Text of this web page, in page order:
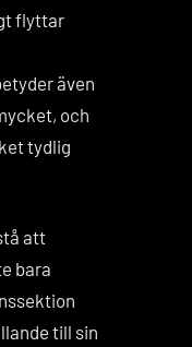
flyttar
även
och
tydlig
att
bara
till sin